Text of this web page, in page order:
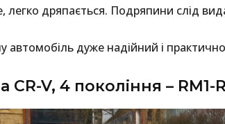
легко дряпається. Подряпини слід
автомобіль дуже надійний і
CR-V, 4 покоління – RM1-